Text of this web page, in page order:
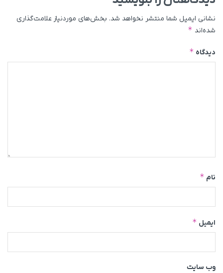
نشانی ایمیل شما منتشر نخواهد شد. بخش‌های موردنیاز علامت‌گذاری
شده‌اند *
دیدگاه *
نام *
ایمیل *
وب‌ سایت